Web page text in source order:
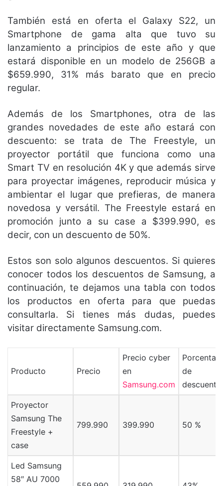
También está en oferta el Galaxy S22, un
Smartphone de gama alta que tuvo su
lanzamiento a principios de este año y que
estará disponible en un modelo de 256GB a
$659.990, 31% más barato que en precio
regular.
Además de los Smartphones, otra de las
grandes novedades de este año estará con
descuento: se trata de The Freestyle, un
proyector portátil que funciona como una
Smart TV en resolución 4K y que además sirve
para proyectar imágenes, reproducir música y
ambientar el lugar que prefieras, de manera
novedosa y versátil. The Freestyle estará en
promoción junto a su case a $399.990, es
decir, con un descuento de 50%.
Estos son solo algunos descuentos. Si quieres
conocer todos los descuentos de Samsung, a
continuación, te dejamos una tabla con todos
los productos en oferta para que puedas
consultarla. Si tienes más dudas, puedes
visitar directamente Samsung.com.
Producto Precio
Precio cyber
en
Samsung.com
Porcentaje
de
descuento
Proyector
Samsung The
Freestyle +
case
799.990 399.990 50 %
Led Samsung
58″ AU 7000